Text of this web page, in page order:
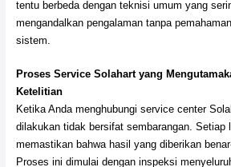
tentu berbeda dengan teknisi umum yang
mengandalkan pengalaman tanpa
sistem.
Proses Service Solahart yang
Ketelitian
Ketika Anda menghubungi service center
dilakukan tidak bersifat sembarangan. Setiap
memastikan bahwa hasil yang diberikan
Proses ini dimulai dengan inspeksi